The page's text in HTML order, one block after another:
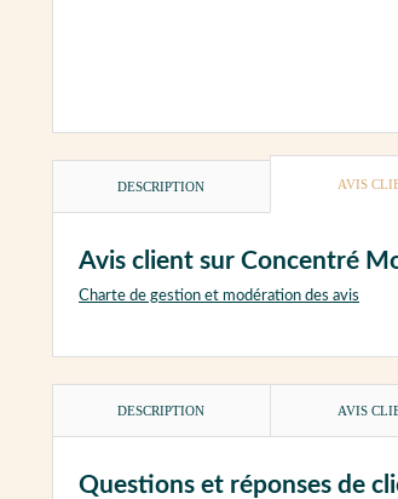
DESCRIPTION AVIS
Avis client sur Concentré
Charte de gestion et modération des avis
DESCRIPTION AVIS
Questions et réponses de